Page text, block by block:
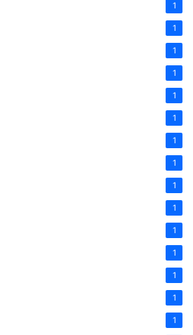
1
1
1
1
1
1
1
1
1
1
1
1
1
1
1